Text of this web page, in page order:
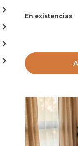
En existencias